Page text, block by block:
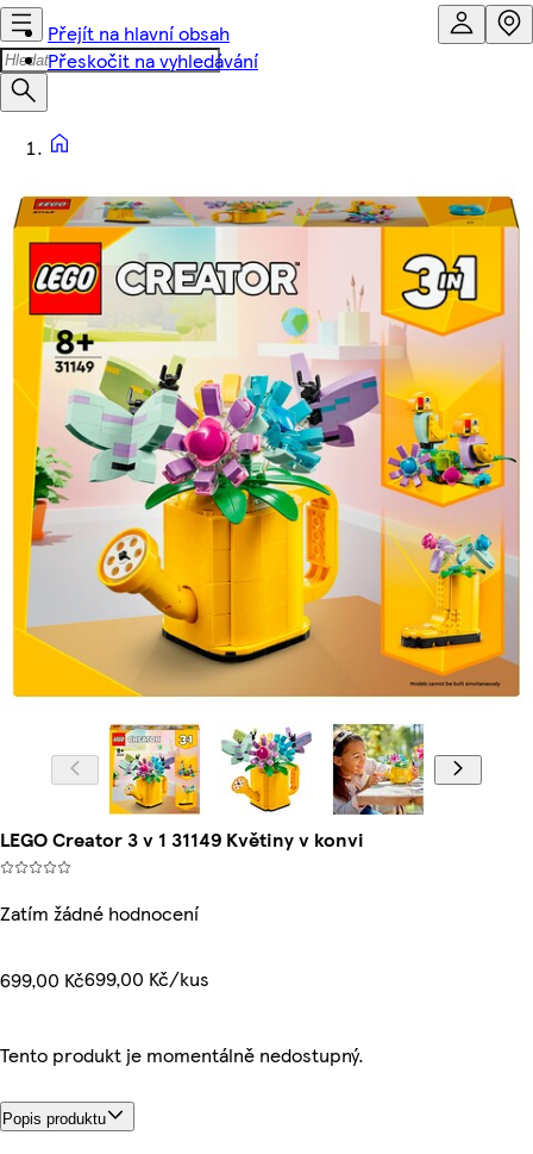
Přejít na hlavní obsah
Přeskočit na vyhledávání
LEGO Creator 3 v 1 31149 Květiny v konvi
Zatím žádné hodnocení
699,00 Kč699,00 Kč/kus
Tento produkt je momentálně nedostupný.
Popis produktu